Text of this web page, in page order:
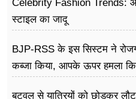
Celebrity Fashion Trends:
स्टाइल का जादू
BJP-RSS के इस सिस्टम ने
कब्जा किया, आपके ऊपर हमला
बुटवल से यात्रियों को छोड़कर